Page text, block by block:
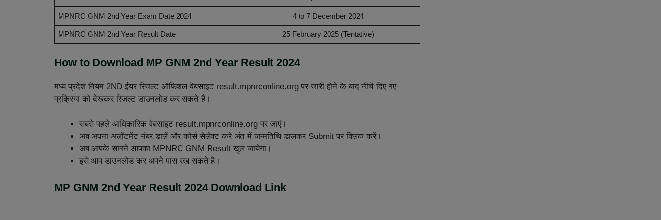
MPNRC GNM 2nd Year Exam Date 2024 4 to 7 December 2024
MPNRC GNM 2nd Year Result Date 25 February 2025 (Tentative)
How to Download MP GNM 2nd Year Result 2024
मध्य प्रदेश नियम 2ND ईयर रिजल्ट ऑफिशल वेबसाइट result.mpnrconline.org पर जारी होने के बाद नीचे दिए गए
प्रक्रिया को देखकर रिजल्ट डाउनलोड कर सकते हैं।
सबसे पहले आधिकारिक वेबसाइट result.mpnrconline.org पर जाएं।
अब अपना अलॉटमेंट नंबर डालें और कोर्स सेलेक्ट करे अंत में जन्मतिथि डालकर Submit पर क्लिक करें।
अब आपके सामने आपका MPNRC GNM Result खुल जायेगा।
इसे आप डाउनलोड कर अपने पास रख सकते है।
MP GNM 2nd Year Result 2024 Download Link